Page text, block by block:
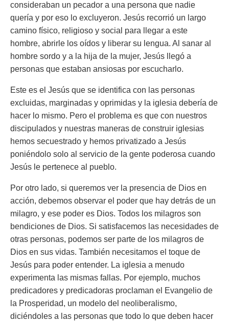
consideraban un pecador a una persona que nadie
quería y por eso lo excluyeron. Jesús recorrió un largo
camino físico, religioso y social para llegar a este
hombre, abrirle los oídos y liberar su lengua. Al sanar al
hombre sordo y a la hija de la mujer, Jesús llegó a
personas que estaban ansiosas por escucharlo.
Este es el Jesús que se identifica con las personas
excluidas, marginadas y oprimidas y la iglesia debería de
hacer lo mismo. Pero el problema es que con nuestros
discipulados y nuestras maneras de construir iglesias
hemos secuestrado y hemos privatizado a Jesús
poniéndolo solo al servicio de la gente poderosa cuando
Jesús le pertenece al pueblo.
Por otro lado, si queremos ver la presencia de Dios en
acción, debemos observar el poder que hay detrás de un
milagro, y ese poder es Dios. Todos los milagros son
bendiciones de Dios. Si satisfacemos las necesidades de
otras personas, podemos ser parte de los milagros de
Dios en sus vidas. También necesitamos el toque de
Jesús para poder entender. La iglesia a menudo
experimenta las mismas fallas. Por ejemplo, muchos
predicadores y predicadoras proclaman el Evangelio de
la Prosperidad, un modelo del neoliberalismo,
diciéndoles a las personas que todo lo que deben hacer